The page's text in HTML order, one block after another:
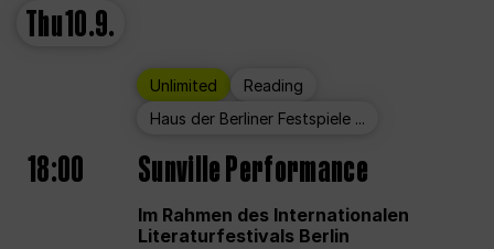
Thu10.9.
Unlimited
Reading
Haus der Berliner Festspiele ...
18:00 Sunville Performance
Im Rahmen des Internationalen
Literaturfestivals Berlin